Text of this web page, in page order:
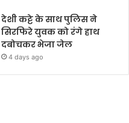
देशी कट्टे के साथ पुलिस ने
सिरफिरे युवक को रंगे हाथ
दबोचकर भेजा जेल
4 days ago